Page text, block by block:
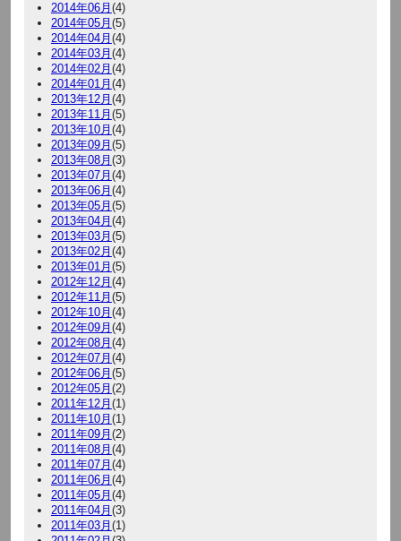
2014年06月 (4)
2014年05月 (5)
2014年04月 (4)
2014年03月 (4)
2014年02月 (4)
2014年01月 (4)
2013年12月 (4)
2013年11月 (5)
2013年10月 (4)
2013年09月 (5)
2013年08月 (3)
2013年07月 (4)
2013年06月 (4)
2013年05月 (5)
2013年04月 (4)
2013年03月 (5)
2013年02月 (4)
2013年01月 (5)
2012年12月 (4)
2012年11月 (5)
2012年10月 (4)
2012年09月 (4)
2012年08月 (4)
2012年07月 (4)
2012年06月 (5)
2012年05月 (2)
2011年12月 (1)
2011年10月 (1)
2011年09月 (2)
2011年08月 (4)
2011年07月 (4)
2011年06月 (4)
2011年05月 (4)
2011年04月 (3)
2011年03月 (1)